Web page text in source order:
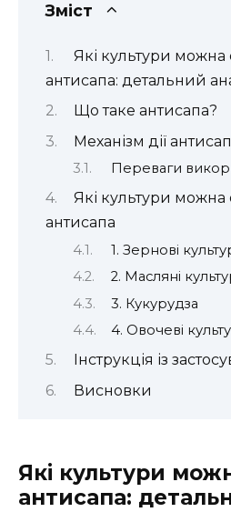
Зміст
Які культури можна
антисапа: детальний
Що таке антисапа?
Механізм дії
Переваги
Які культури можна
антисапа
1. Зернові
2. Масляні
3. Кукурудза
4. Овочеві
Інструкція із
Висновки
Які культури
антисапа: